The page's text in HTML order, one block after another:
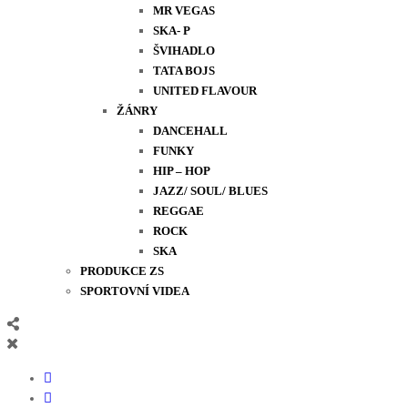
MR VEGAS
SKA- P
ŠVIHADLO
TATA BOJS
UNITED FLAVOUR
ŽÁNRY
DANCEHALL
FUNKY
HIP – HOP
JAZZ/ SOUL/ BLUES
REGGAE
ROCK
SKA
PRODUKCE ZS
SPORTOVNÍ VIDEA